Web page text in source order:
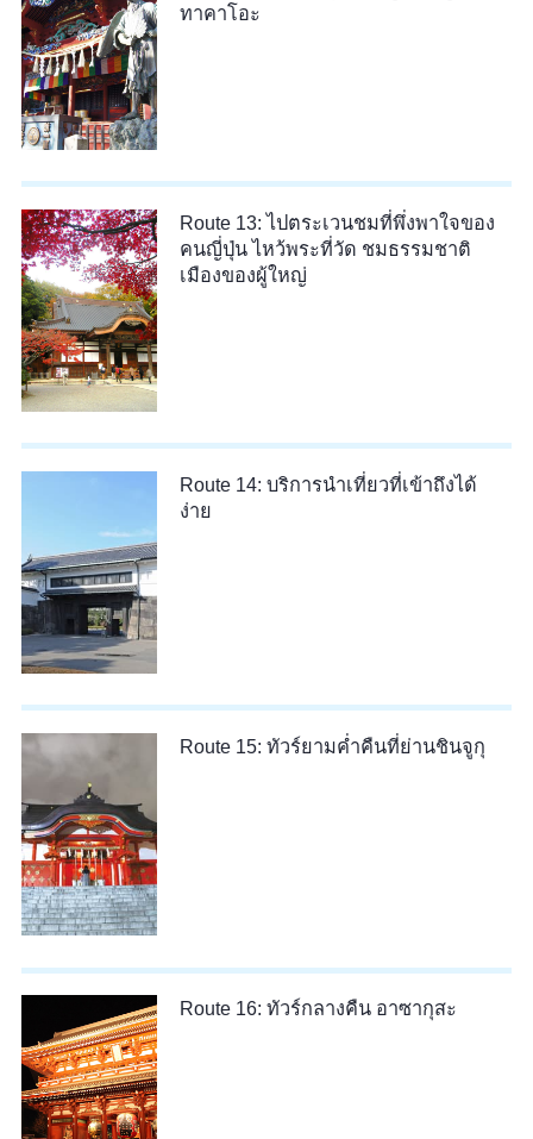
ทาคาโอะ
Route 13: ไปตระเวนชมที่พึ่งพาใจของ
คนญี่ปุ่น ไหว้พระที่วัด ชมธรรมชาติ
เมืองของผู้ใหญ่
Route 14: บริการนำเที่ยวที่เข้าถึงได้
ง่าย
Route 15: ทัวร์ยามค่ำคืนที่ย่านชินจูกุ
Route 16: ทัวร์กลางคืน อาซากุสะ